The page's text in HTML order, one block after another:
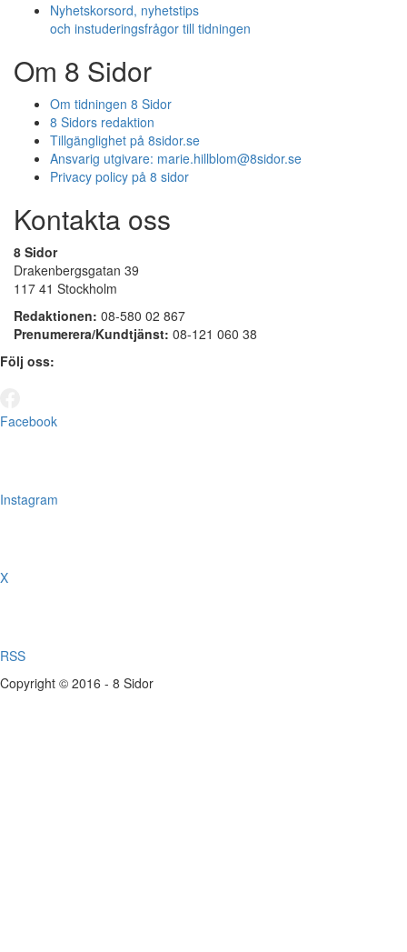
Nyhetskorsord, nyhetstips
och instuderingsfrågor till tidningen
Om 8 Sidor
Om tidningen 8 Sidor
8 Sidors redaktion
Tillgänglighet på 8sidor.se
Ansvarig utgivare: marie.hillblom@8sidor.se
Privacy policy på 8 sidor
Kontakta oss
8 Sidor
Drakenbergsgatan 39
117 41 Stockholm
Redaktionen: 08-580 02 867
Prenumerera/Kundtjänst: 08-121 060 38
Följ oss:
Facebook
Instagram
X
RSS
Copyright © 2016 - 8 Sidor